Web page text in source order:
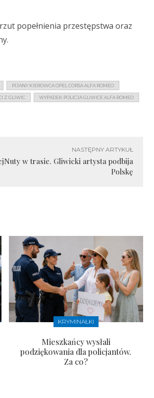
popełnienia przestępstwa oraz
PIJANY KIEROWCA OPEL CORSA ALFA ROMEO
Z GLIWIC WYPADEK POLICJA GLIWICE ALFA ROMEO
NASTĘPNY ARTYKUŁ
w trasie. Gliwicki artysta podbija
Polskę
KRYMINAŁKI
Mieszkańcy wysłali
podziękowania dla policjantów.
Za co?